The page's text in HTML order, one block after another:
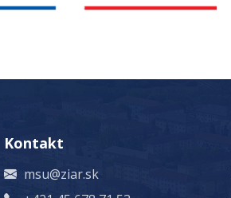
Kontakt
msu@ziar.sk